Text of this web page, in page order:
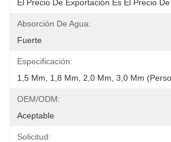
El Precio De Exportación Es El Precio De
Absorción De Agua:
Fuerte
Especificación:
1,5 Mm, 1,8 Mm, 2,0 Mm, 3,0 Mm
OEM/ODM:
Aceptable
Solicitud: